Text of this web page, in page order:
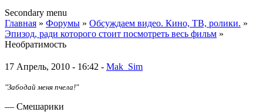
Secondary menu
Главная » Форумы » Обсуждаем видео. Кино, ТВ, ролики. »
Эпизод, ради которого стоит посмотреть весь фильм »
Необратимость
17 Апрель, 2010 - 16:42 - Mak_Sim
"Забодай меня пчела!"
— Смешарики